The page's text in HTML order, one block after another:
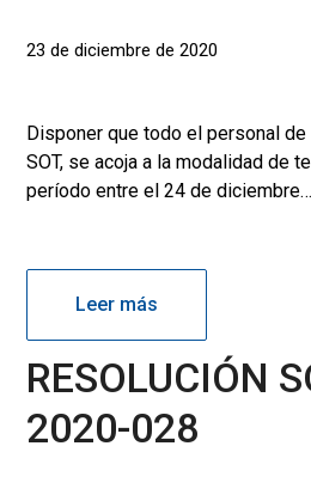
23 de diciembre de 2020
Disponer que todo el personal
SOT, se acoja a la modalidad de
período entre el 24 de diciembre…
Leer más
RESOLUCIÓN
2020-028